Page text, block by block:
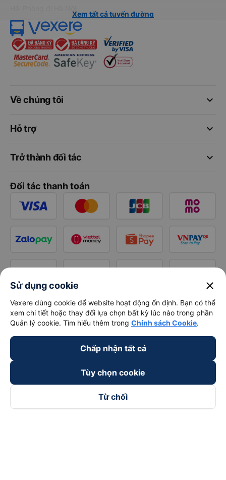
Xem tất cả tuyến đường
keyboard_arrow_down
Về chúng tôi
keyboard_arrow_down
Hỗ trợ
keyboard_arrow_down
Trở thành đối tác
Đối tác thanh toán
Sử dụng cookie close
Vexere dùng cookie để website hoạt động ổn định. Bạn có thể
xem chi tiết hoặc thay đổi lựa chọn bất kỳ lúc nào trong phần
Quản lý cookie. Tìm hiểu thêm trong Chính sách Cookie.
Chấp nhận tất cả
Tùy chọn cookie
Từ chối